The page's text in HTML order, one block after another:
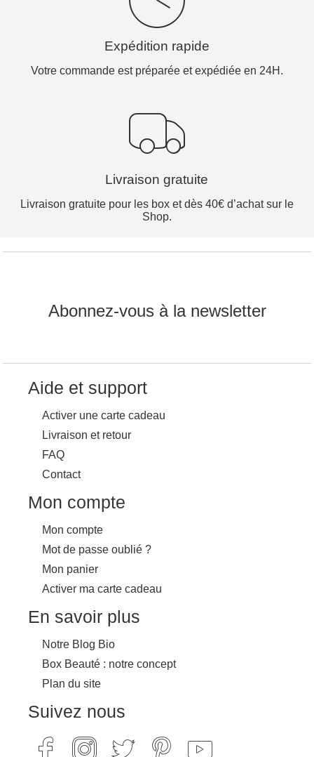
Expédition rapide
Votre commande est préparée et expédiée en 24H.
Livraison gratuite
Livraison gratuite pour les box et dès 40€ d’achat sur le
Shop.
Abonnez-vous à la newsletter
Aide et support
Activer une carte cadeau
Livraison et retour
FAQ
Contact
Mon compte
Mon compte
Mot de passe oublié ?
Mon panier
Activer ma carte cadeau
En savoir plus
Notre Blog Bio
Box Beauté : notre concept
Plan du site
Suivez nous